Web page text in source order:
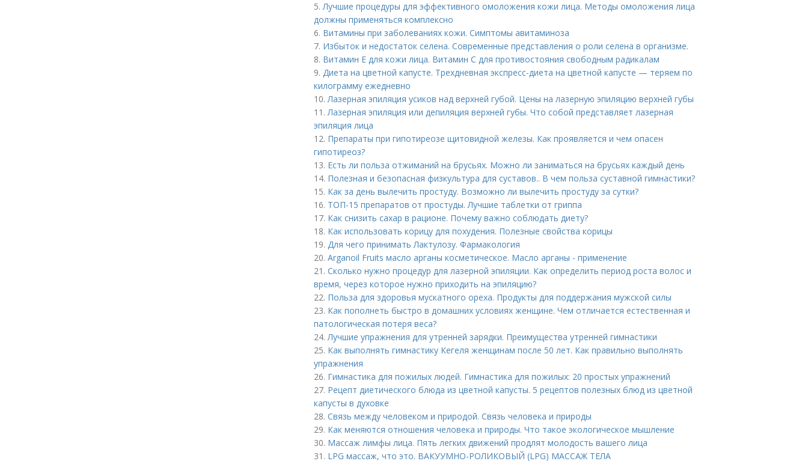
5.Лучшие процедуры для эффективного омоложения кожи лица. Методы омоложения лица
должны применяться комплексно
6. Витамины при заболеваниях кожи. Симптомы авитаминоза
7. Избыток и недостаток селена. Современные представления о роли селена в организме.
8. Витамин Е для кожи лица. Витамин С для противостояния свободным радикалам
9. Диета на цветной капусте. Трехдневная экспресс-диета на цветной капусте — теряем по
килограмму ежедневно
10.Лазерная эпиляция усиков над верхней губой. Цены на лазерную эпиляцию верхней губы
11.Лазерная эпиляция или депиляция верхней губы. Что собой представляет лазерная
эпиляция лица
12. Препараты при гипотиреозе щитовидной железы. Как проявляется и чем опасен
гипотиреоз?
13. Есть ли польза отжиманий на брусьях. Можно ли заниматься на брусьях каждый день
14. Полезная и безопасная физкультура для суставов.. В чем польза суставной гимнастики?
15. Как за день вылечить простуду. Возможно ли вылечить простуду за сутки?
16. ТОП-15 препаратов от простуды. Лучшие таблетки от гриппа
17. Как снизить сахар в рационе. Почему важно соблюдать диету?
18. Как использовать корицу для похудения. Полезные свойства корицы
19. Для чего принимать Лактулозу. Фармакология
20. Arganoil Fruits масло арганы косметическое. Масло арганы - применение
21. Сколько нужно процедур для лазерной эпиляции. Как определить период роста волос и
время, через которое нужно приходить на эпиляцию?
22. Польза для здоровья мускатного ореха. Продукты для поддержания мужской силы
23. Как пополнеть быстро в домашних условиях женщине. Чем отличается естественная и
патологическая потеря веса?
24.Лучшие упражнения для утренней зарядки. Преимущества утренней гимнастики
25. Как выполнять гимнастику Кегеля женщинам после 50 лет. Как правильно выполнять
упражнения
26. Гимнастика для пожилых людей. Гимнастика для пожилых: 20 простых упражнений
27. Рецепт диетического блюда из цветной капусты. 5 рецептов полезных блюд из цветной
капусты в духовке
28. Связь между человеком и природой. Связь человека и природы
29. Как меняются отношения человека и природы. Что такое экологическое мышление
30. Массаж лимфы лица. Пять легких движений продлят молодость вашего лица
31. LPG массаж, что это. ВАКУУМНО-РОЛИКОВЫЙ (LPG) МАССАЖ ТЕЛА